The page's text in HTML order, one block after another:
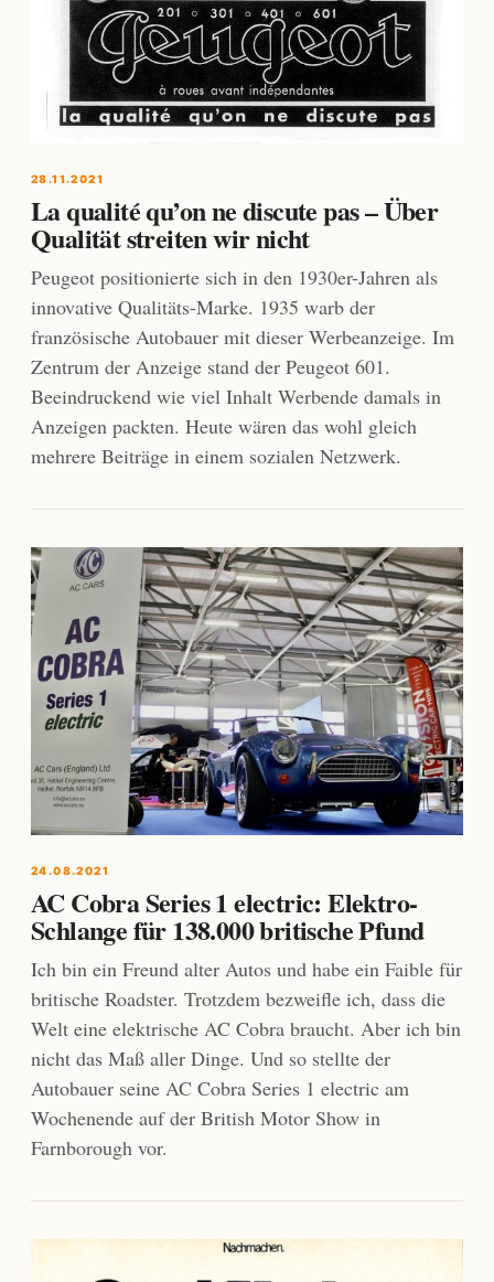
28.11.2021
La qualité qu’on ne discute pas – Über
Qualität streiten wir nicht
Peugeot positionierte sich in den 1930er-Jahren als
innovative Qualitäts-Marke. 1935 warb der
französische Autobauer mit dieser Werbeanzeige. Im
Zentrum der Anzeige stand der Peugeot 601.
Beeindruckend wie viel Inhalt Werbende damals in
Anzeigen packten. Heute wären das wohl gleich
mehrere Beiträge in einem sozialen Netzwerk.
24.08.2021
AC Cobra Series 1 electric: Elektro-
Schlange für 138.000 britische Pfund
Ich bin ein Freund alter Autos und habe ein Faible für
britische Roadster. Trotzdem bezweifle ich, dass die
Welt eine elektrische AC Cobra braucht. Aber ich bin
nicht das Maß aller Dinge. Und so stellte der
Autobauer seine AC Cobra Series 1 electric am
Wochenende auf der British Motor Show in
Farnborough vor.